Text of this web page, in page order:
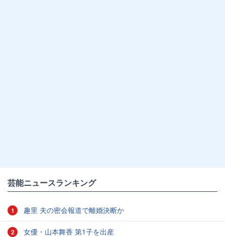
芸能ニュースランキング
1 趣里 夫の密会報道で離婚決断か
2 女優・山本舞香 第1子を出産